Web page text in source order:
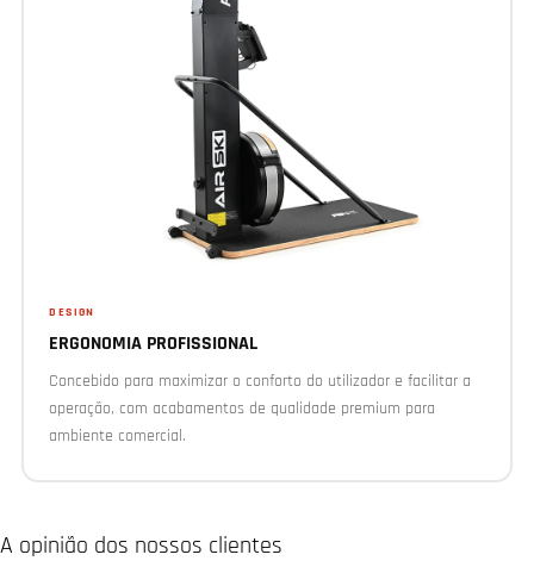
DESIGN
ERGONOMIA PROFISSIONAL
Concebido para maximizar o conforto do utilizador e facilitar a
operação, com acabamentos de qualidade premium para
ambiente comercial.
A opinião dos nossos clientes